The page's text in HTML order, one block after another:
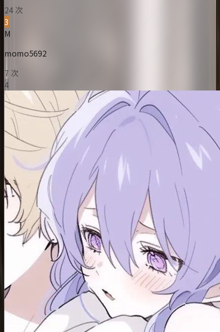
24 次
3
M
momo5692
7 次
4